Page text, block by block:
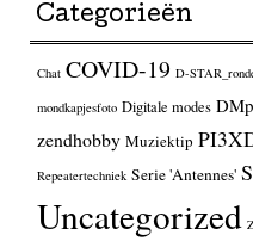
Categorieën
Chat COVID-19 D-
mondkapjesfoto Digitale modes
zendhobby Muziektip
Repeatertechniek Serie 'Antennes'
Uncategorized